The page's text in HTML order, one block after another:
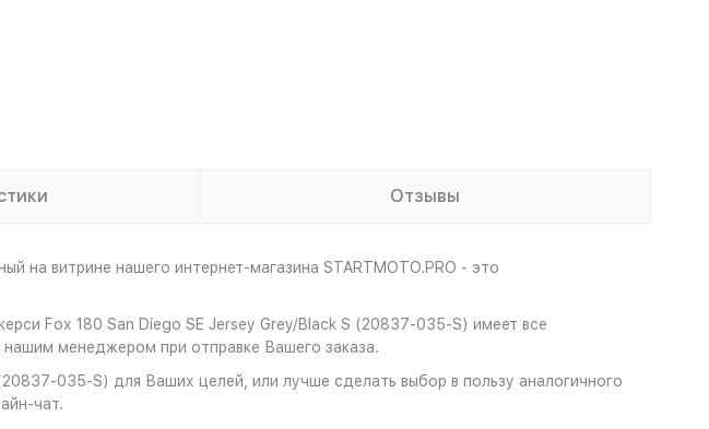
Отзывы
на витрине нашего интернет-магазина STARTMOTO.PRO - это
Fox 180 San Diego SE Jersey Grey/Black S (20837-035-S) имеет все
менеджером при отправке Вашего заказа.
035-S) для Ваших целей, или лучше сделать выбор в пользу аналогичного
чат.